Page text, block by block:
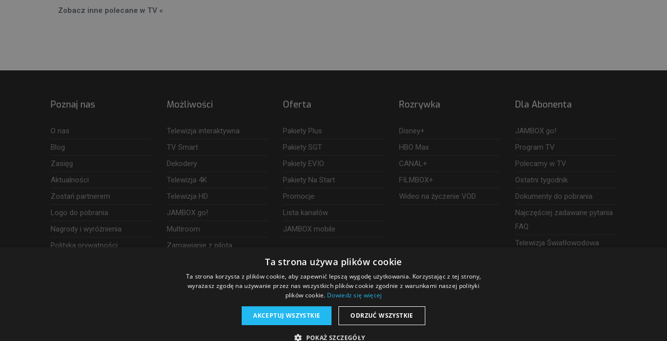
Zobacz inne polecane w TV «
Poznaj nas
O nas
Blog
Zasięg
Aktualności
Zostań partnerem
Logo do pobrania
Nagrody i wyróżnienia
Polityka prywatności
Możliwości
Telewizja interaktywna
TV Smart
Dekodery
Telewizja 4K
Telewizja HD
JAMBOX go!
Multiroom
Zamawianie z pilota
Oferta
Pakiety Plus
Pakiety SGT
Pakiety EVIO
Pakiety Na Start
Promocje
Lista kanałów
JAMBOX mobile
Rozrywka
Disney+
HBO Max
CANAL+
FILMBOX+
Wideo na życzenie VOD
Dla Abonenta
JAMBOX go!
Program TV
Polecamy w TV
Ostatni tygodnik
Dokumenty do pobrania
Najczęściej zadawane pytania
FAQ
Telewizja Światłowodowa
Ta strona używa plików cookie
Ta strona korzysta z plików cookie, aby zapewnić lepszą wygodę użytkowania. Korzystając z tej strony,
wyrażasz zgodę na używanie przez nas wszystkich plików cookie zgodnie z warunkami naszej polityki
plików cookie. Dowiedz się więcej
AKCEPTUJ WSZYSTKIE ODRZUĆ WSZYSTKIE
POKAŻ SZCZEGÓŁY